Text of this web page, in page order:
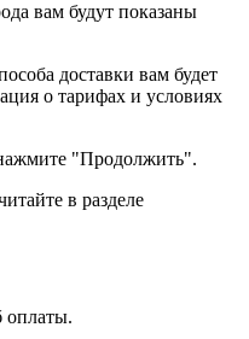
вам будут показаны
доставки вам будет
о тарифах и условиях
"Продолжить".
в разделе
оплаты.